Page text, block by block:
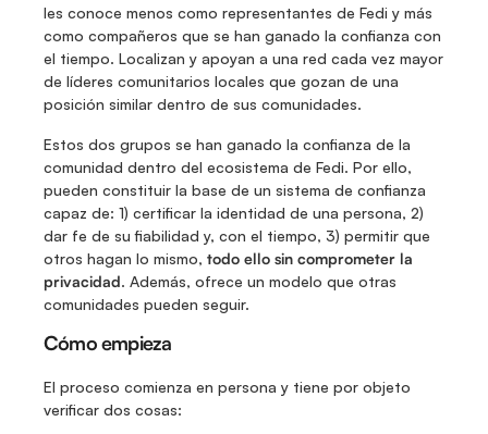
les conoce menos como representantes de Fedi y más
como compañeros que se han ganado la confianza con
el tiempo. Localizan y apoyan a una red cada vez mayor
de líderes comunitarios locales que gozan de una
posición similar dentro de sus comunidades.
Estos dos grupos se han ganado la confianza de la
comunidad dentro del ecosistema de Fedi. Por ello,
pueden constituir la base de un sistema de confianza
capaz de: 1) certificar la identidad de una persona, 2)
dar fe de su fiabilidad y, con el tiempo, 3) permitir que
otros hagan lo mismo, todo ello sin comprometer la
privacidad. Además, ofrece un modelo que otras
comunidades pueden seguir.
Cómo empieza
El proceso comienza en persona y tiene por objeto
verificar dos cosas: